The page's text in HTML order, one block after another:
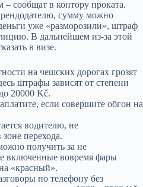
сообщат в контору проката.
сумму можно
уже «разморозили», штраф
В дальнейшем из-за этой
в визе.
на чешских дорогах грозят
штрафы зависят от степени
20000 Kč.
если совершите обгон на
водителю, не
перехода.
получить за не
включенные вовремя фары
«красный».
по телефону без